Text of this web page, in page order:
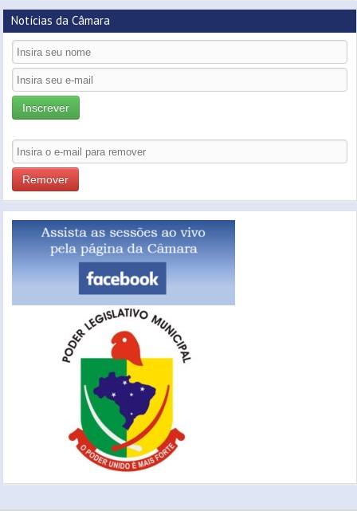
Notícias da Câmara
Inscrever
Remover